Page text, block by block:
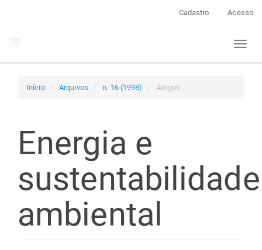
Cadastro Acesso
Toggle
Início Arquivos n. 16 (1998) Artigos
Energia e
sustentabilidade
ambiental